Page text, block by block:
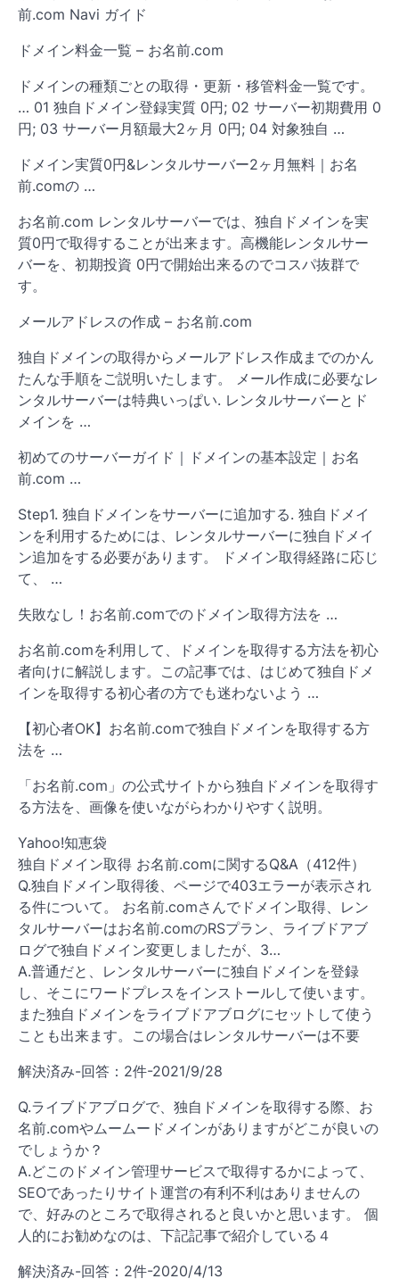
前.com Navi ガイド
ドメイン料金一覧 – お名前.com
ドメインの種類ごとの取得・更新・移管料金一覧です。
… 01 独自ドメイン登録実質 0円; 02 サーバー初期費用 0
円; 03 サーバー月額最大2ヶ月 0円; 04 対象独自 …
ドメイン実質0円&レンタルサーバー2ヶ月無料｜お名
前.comの …
お名前.com レンタルサーバーでは、独自ドメインを実
質0円で取得することが出来ます。高機能レンタルサー
バーを、初期投資 0円で開始出来るのでコスパ抜群で
す。
メールアドレスの作成 – お名前.com
独自ドメインの取得からメールアドレス作成までのかん
たんな手順をご説明いたします。 メール作成に必要なレ
ンタルサーバーは特典いっぱい. レンタルサーバーとド
メインを …
初めてのサーバーガイド｜ドメインの基本設定｜お名
前.com …
Step1. 独自ドメインをサーバーに追加する. 独自ドメイ
ンを利用するためには、レンタルサーバーに独自ドメイ
ン追加をする必要があります。 ドメイン取得経路に応じ
て、 …
失敗なし！お名前.comでのドメイン取得方法を …
お名前.comを利用して、ドメインを取得する方法を初心
者向けに解説します。この記事では、はじめて独自ドメ
インを取得する初心者の方でも迷わないよう …
【初心者OK】お名前.comで独自ドメインを取得する方
法を …
「お名前.com」の公式サイトから独自ドメインを取得す
る方法を、画像を使いながらわかりやすく説明。
Yahoo!知恵袋
独自ドメイン取得 お名前.comに関するQ&A（412件）
Q.独自ドメイン取得後、ページで403エラーが表示され
る件について。 お名前.comさんでドメイン取得、レン
タルサーバーはお名前.comのRSプラン、ライブドアブ
ログで独自ドメイン変更しましたが、3…
A.普通だと、レンタルサーバーに独自ドメインを登録
し、そこにワードプレスをインストールして使います。
また独自ドメインをライブドアブログにセットして使う
ことも出来ます。この場合はレンタルサーバーは不要
解決済み-回答：2件-2021/9/28
Q.ライブドアブログで、独自ドメインを取得する際、お
名前.comやムームードメインがありますがどこが良いの
でしょうか？
A.どこのドメイン管理サービスで取得するかによって、
SEOであったりサイト運営の有利不利はありませんの
で、好みのところで取得されると良いかと思います。 個
人的にお勧めなのは、下記記事で紹介している４
解決済み-回答：2件-2020/4/13